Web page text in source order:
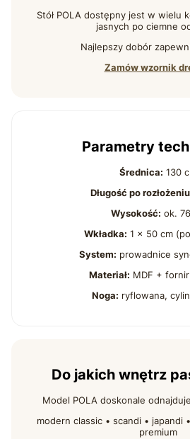
Stół POLA dostępny jest w wielu
jasnych po ciemne
Najlepszy dobór
Zamów wzornik
Parametry
Średnica: 130
Długość po
Wysokość: ok.
Wkładka: 1 × 50 cm
System: prowadnice
Materiał: MDF +
Noga: ryflowana,
Do jakich wnętrz
Model POLA doskonale
modern classic • scandi • japandi
premium